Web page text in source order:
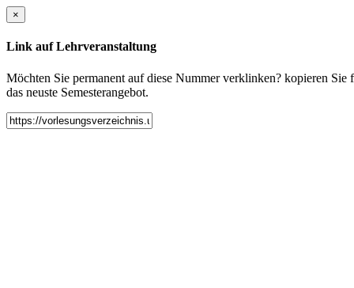
×
Link auf Lehrveranstaltung
Möchten Sie permanent auf diese Nummer verklinken? kopieren
das neuste Semesterangebot.